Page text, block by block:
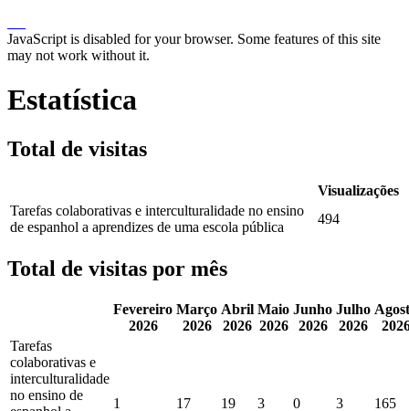
JavaScript is disabled for your browser. Some features of this site
may not work without it.
Estatística
Total de visitas
Visualizações
Tarefas colaborativas e interculturalidade no ensino
de espanhol a aprendizes de uma escola pública
494
Total de visitas por mês
Fevereiro
2026
Março
2026
Abril
2026
Maio
2026
Junho
2026
Julho
2026
Tarefas
colaborativas e
interculturalidade
no ensino de
1 17 19 3 0 3 165